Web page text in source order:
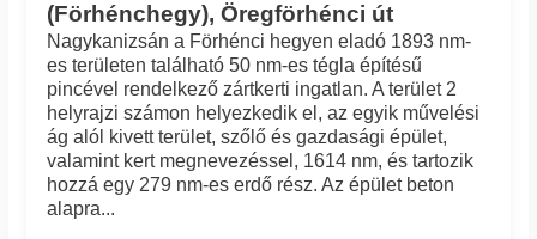
(Förhénchegy), Öregförhénci út
Nagykanizsán a Förhénci hegyen eladó 1893 nm-
es területen található 50 nm-es tégla építésű
pincével rendelkező zártkerti ingatlan. A terület 2
helyrajzi számon helyezkedik el, az egyik művelési
ág alól kivett terület, szőlő és gazdasági épület,
valamint kert megnevezéssel, 1614 nm, és tartozik
hozzá egy 279 nm-es erdő rész. Az épület beton
alapra...